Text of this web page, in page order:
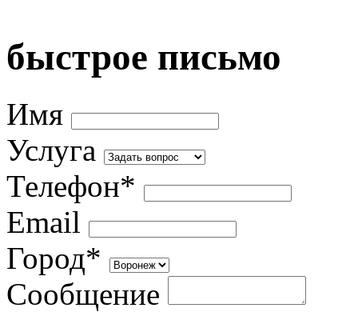
быстрое письмо
Имя
Услуга
Телефон*
Email
Город*
Сообщение